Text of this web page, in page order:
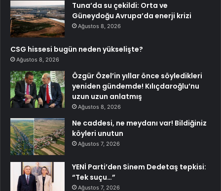
Tuna’da su çekildi: Orta ve
Güneydoğu Avrupa’da enerji krizi
Ağustos 8, 2026
CSG hissesi bugün neden yükselişte?
Ağustos 8, 2026
Özgür Özel’in yıllar önce söyledikleri
yeniden gündemde! Kılıçdaroğlu’nu
uzun uzun anlatmış
Ağustos 8, 2026
Ne caddesi, ne meydanı var! Bildiğiniz
köyleri unutun
Ağustos 7, 2026
YENİ Parti’den Sinem Dedetaş tepkisi:
“Tek suçu…”
Ağustos 7, 2026